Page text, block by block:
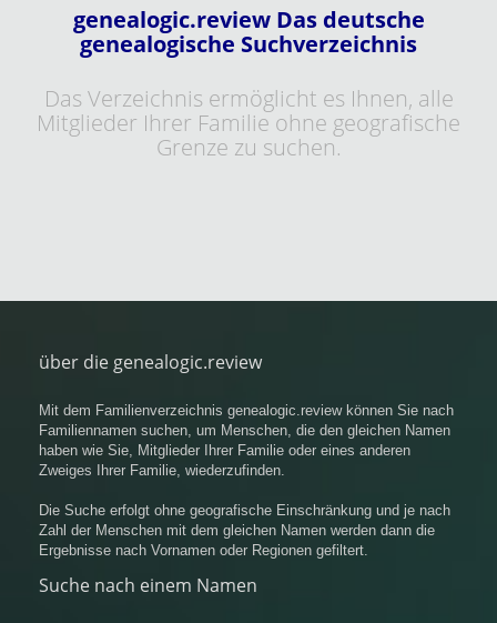
genealogic.review Das deutsche
genealogische Suchverzeichnis
Das Verzeichnis ermöglicht es Ihnen, alle
Mitglieder Ihrer Familie ohne geografische
Grenze zu suchen.
über die genealogic.review
Mit dem Familienverzeichnis genealogic.review können Sie nach
Familiennamen suchen, um Menschen, die den gleichen Namen
haben wie Sie, Mitglieder Ihrer Familie oder eines anderen
Zweiges Ihrer Familie, wiederzufinden.
Die Suche erfolgt ohne geografische Einschränkung und je nach
Zahl der Menschen mit dem gleichen Namen werden dann die
Ergebnisse nach Vornamen oder Regionen gefiltert.
Suche nach einem Namen